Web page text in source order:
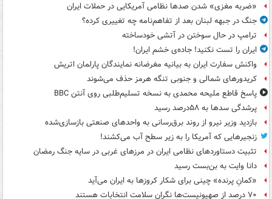
«ضربه مغزی» شدن صدها نظامی آمریکایی در حملات ایران
جنگ در جبهه لبنان بعد از تفاهم‌نامه چه تغییری کرده؟
ترامپ در حال سوختن در آتشی خودساخته
ایران را تست نکنید! جاده‌ی خشم ایران!
واکنش سفارت ایران به بیانیه مغرضانه نمایندگان پارلمان اتریش
کریدورهای شمالی و جنوبی تنگه هرمز حذف می‌شوند
پاسخ قاطع ملیحه محمدی به نسخه تسلیم‌طلبی روی آنتن BBC
پرشدگی سدها به ۵۸درصد رسید
بازدید وزیر نیرو از روند برق‌رسانی به واحدهای صنعتی بازسازی‌شده
زنجیرهایی که آمریکا را به زیر سطح آب می‌کشند!
تثبیت دستاوردهای نظامی ایران در مرزهای غربی در سایه جنگ رمضان
دانا وایت به بن‌بست رسید
«کمانِ پرنده» چینی برای شکار کروزها به ایران می‌آید
۷۰ درصد از صهیونیست‌ها نگران سلامت انتخابات هستند